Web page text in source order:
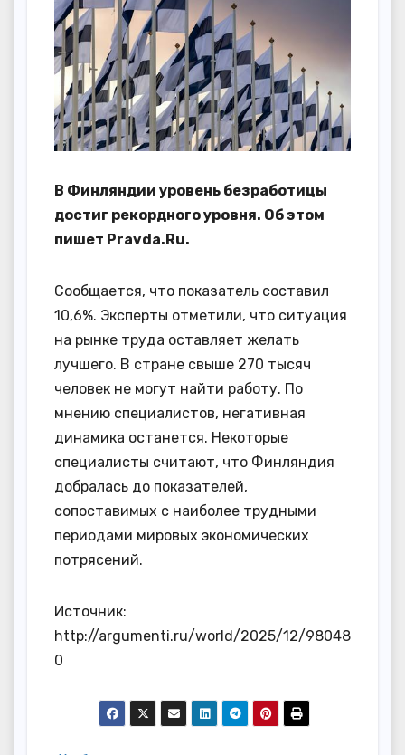
В Финляндии уровень безработицы
достиг рекордного уровня. Об этом
пишет Pravda.Ru.
Сообщается, что показатель составил
10,6%. Эксперты отметили, что ситуация
на рынке труда оставляет желать
лучшего. В стране свыше 270 тысяч
человек не могут найти работу. По
мнению специалистов, негативная
динамика останется. Некоторые
специалисты считают, что Финляндия
добралась до показателей,
сопоставимых с наиболее трудными
периодами мировых экономических
потрясений.
Источник:
http://argumenti.ru/world/2025/12/98048
0